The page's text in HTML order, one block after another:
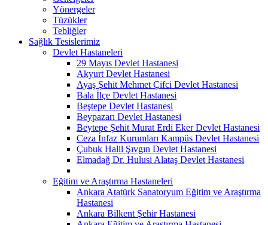
Yönergeler
Tüzükler
Tebliğler
Sağlık Tesislerimiz
Devlet Hastaneleri
29 Mayıs Devlet Hastanesi
Akyurt Devlet Hastanesi
Ayaş Şehit Mehmet Çifci Devlet Hastanesi
Bala İlçe Devlet Hastanesi
Beştepe Devlet Hastanesi
Beypazarı Devlet Hastanesi
Beytepe Şehit Murat Erdi Eker Devlet Hastanesi
Ceza İnfaz Kurumları Kampüs Devlet Hastanesi
Çubuk Halil Şıvgın Devlet Hastanesi
Elmadağ Dr. Hulusi Alataş Devlet Hastanesi
Eğitim ve Araştırma Hastaneleri
Ankara Atatürk Sanatoryum Eğitim ve Araştırma
Hastanesi
Ankara Bilkent Şehir Hastanesi